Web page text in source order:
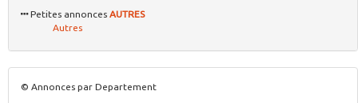
Petites annonces AUTRES
Autres
© Annonces par Departement